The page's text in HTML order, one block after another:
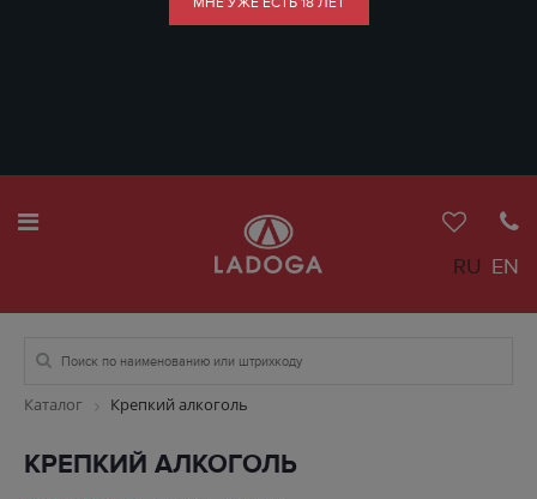
RU EN
Каталог Крепкий алкоголь
КРЕПКИЙ АЛКОГОЛЬ